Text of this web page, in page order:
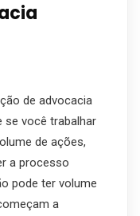
de advocacia
se você trabalhar
de ações,
a processo
pode ter volume
a